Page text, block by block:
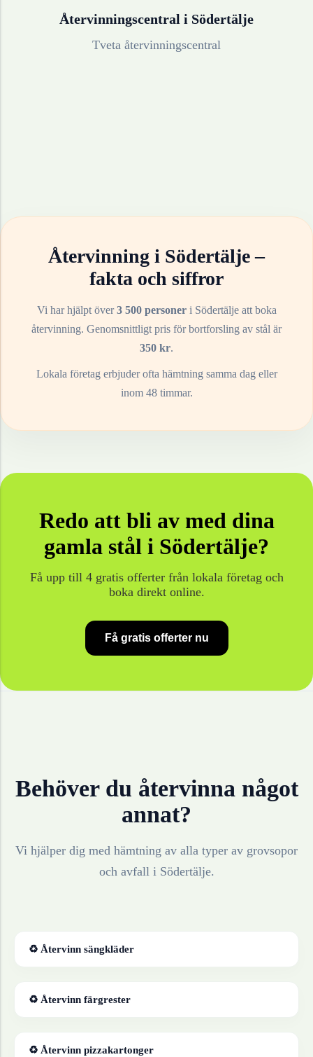
Återvinningscentral i Södertälje
Tveta återvinningscentral
Återvinning i Södertälje–
fakta och siffror
Vi har hjälpt över3 500 personeri Södertäljeatt boka
återvinning. Genomsnittligt pris för bortforsling av stål är
350 kr.
Lokala företag erbjuder ofta hämtning samma dag eller
inom 48 timmar.
Redo att bli av med dina
gamla stål i Södertälje?
Få upp till 4 gratis offerter från lokala företag och
boka direkt online.
Få gratis offerter nu
Behöver du återvinna något
annat?
Vi hjälper dig med hämtning av alla typer av grovsopor
och avfall i Södertälje.
♻ Återvinn sängkläder
♻ Återvinn färgrester
♻ Återvinn pizzakartonger